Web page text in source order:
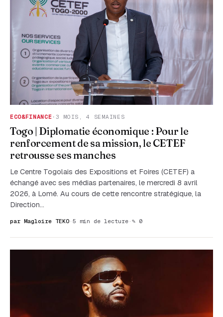
ECO&FINANCE ·3 MOIS, 4 SEMAINES
Togo | Diplomatie économique : Pour le
renforcement de sa mission, le CETEF
retrousse ses manches
Le Centre Togolais des Expositions et Foires (CETEF) a
échangé avec ses médias partenaires, le mercredi 8 avril
2026, à Lomé. Au cours de cette rencontre stratégique, la
Direction…
par Magloire TEKO · 5 min de lecture · ✎ 0